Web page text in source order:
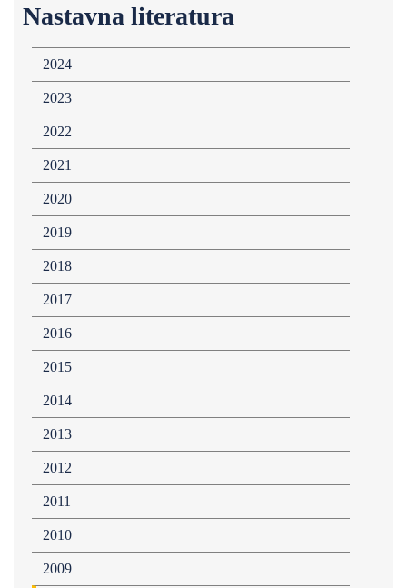
Nastavna literatura
2024
2023
2022
2021
2020
2019
2018
2017
2016
2015
2014
2013
2012
2011
2010
2009